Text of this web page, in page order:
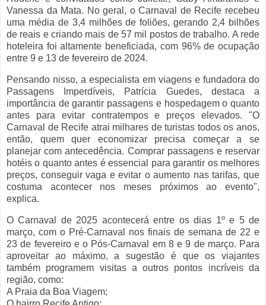
Vanessa da Mata. No geral, o Carnaval de Recife recebeu
uma média de 3,4 milhões de foliões, gerando 2,4 bilhões
de reais e criando mais de 57 mil postos de trabalho. A rede
hoteleira foi altamente beneficiada, com 96% de ocupação
entre 9 e 13 de fevereiro de 2024.
Pensando nisso, a especialista em viagens e fundadora do
Passagens Imperdíveis, Patrícia Guedes, destaca a
importância de garantir passagens e hospedagem o quanto
antes para evitar contratempos e preços elevados. "O
Carnaval de Recife atrai milhares de turistas todos os anos,
então, quem quer economizar precisa começar a se
planejar com antecedência. Comprar passagens e reservar
hotéis o quanto antes é essencial para garantir os melhores
preços, conseguir vaga e evitar o aumento nas tarifas, que
costuma acontecer nos meses próximos ao evento",
explica.
O Carnaval de 2025 acontecerá entre os dias 1º e 5 de
março, com o Pré-Carnaval nos finais de semana de 22 e
23 de fevereiro e o Pós-Carnaval em 8 e 9 de março. Para
aproveitar ao máximo, a sugestão é que os viajantes
também programem visitas a outros pontos incríveis da
região, como:
A Praia da Boa Viagem;